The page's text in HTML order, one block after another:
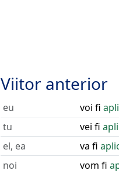
Viitor anterior
eu voi fi
tu
vei fi
el, ea
va fi
noi
vom fi